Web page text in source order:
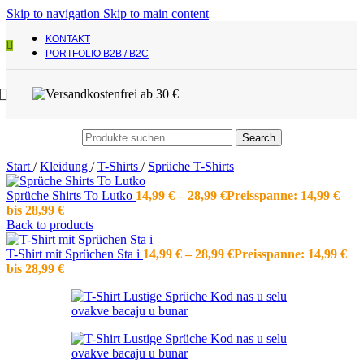
Skip to navigation Skip to main content
KONTAKT
PORTFOLIO B2B / B2C
Search
Start / Kleidung / T-Shirts / Sprüche T-Shirts
Sprüche Shirts To Lutko 14,99 € –28,99 €Preisspanne: 14,99 €
bis 28,99 €
Back to products
T-Shirt mit Sprüchen Sta i 14,99 € –28,99 €Preisspanne: 14,99 €
bis 28,99 €